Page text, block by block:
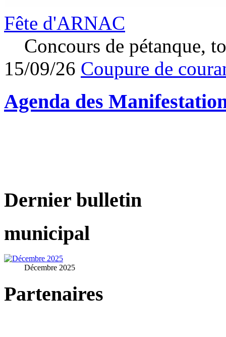
Fête d'ARNAC
Concours de pétanque,
15/09/26 Coupure de
Agenda des
Dernier bulletin
municipal
Décembre 2025
Partenaires